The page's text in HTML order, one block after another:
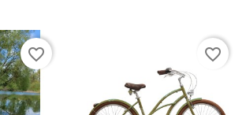
favorite_border favorite_border